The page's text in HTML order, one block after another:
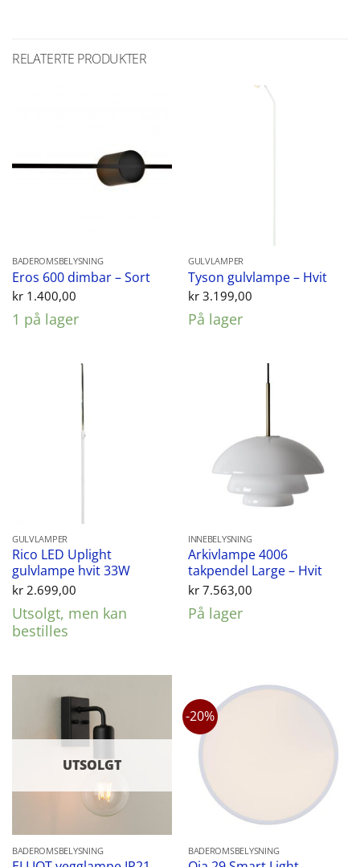
RELATERTE PRODUKTER
BADEROMSBELYSNING
Eros 600 dimbar – Sort
kr1.400,00
1 på lager
GULVLAMPER
Tyson gulvlampe – Hvit
kr3.199,00
På lager
GULVLAMPER
Rico LED Uplight
gulvlampe hvit 33W
kr2.699,00
Utsolgt, men kan
bestilles
INNEBELYSNING
Arkivlampe 4006
takpendel Large – Hvit
kr7.563,00
På lager
UTSOLGT
BADEROMSBELYSNING
-20%
BADEROMSBELYSNING